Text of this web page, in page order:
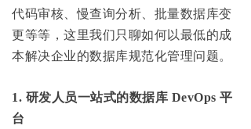
代码审核、慢查询分析、批量数据库变
更等等，这里我们只聊如何以最低的成
本解决企业的数据库规范化管理问题。
1. 研发人员一站式的数据库 DevOps 平
台